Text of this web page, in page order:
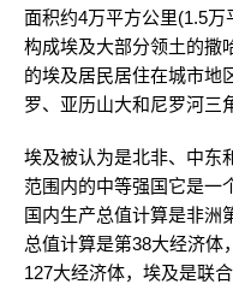
面积约4万平方公里(1.5万
构成埃及大部分领土的撒
的埃及居民居住在城市地
罗、亚历山大和尼罗河三
埃及被认为是北非、中东
范围内的中等强国它是一
国内生产总值计算是非洲
总值计算是第38大经济体
127大经济体，埃及是联